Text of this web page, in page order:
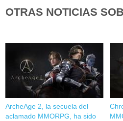
OTRAS NOTICIAS
ArcheAge 2, la secuela del
aclamado MMORPG, ha sido